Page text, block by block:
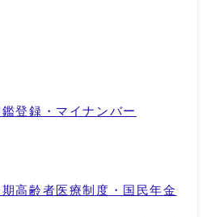
登録・マイナンバー
高齢者医療制度・国民年金